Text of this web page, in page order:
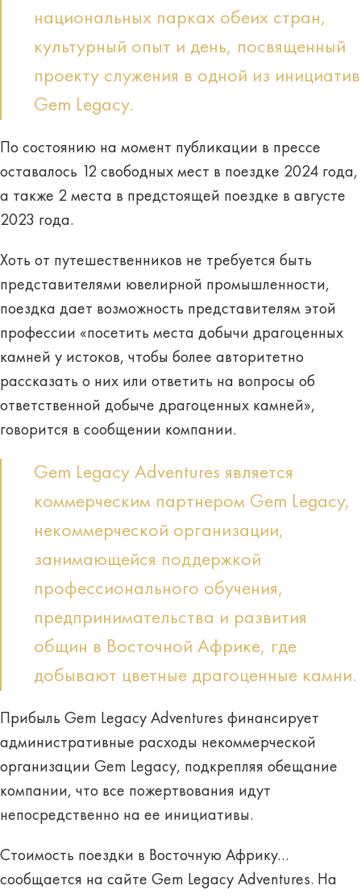
национальных парках обеих стран,
культурный опыт и день, посвященный
проекту служения в одной из инициатив
Gem Legacy.
По состоянию на момент публикации в прессе
оставалось 12 свободных мест в поездке 2024 года,
а также 2 места в предстоящей поездке в августе
2023 года.
Хоть от путешественников не требуется быть
представителями ювелирной промышленности,
поездка дает возможность представителям этой
профессии «посетить места добычи драгоценных
камней у истоков, чтобы более авторитетно
рассказать о них или ответить на вопросы об
ответственной добыче драгоценных камней»,
говорится в сообщении компании.
Gem Legacy Adventures является
коммерческим партнером Gem Legacy,
некоммерческой организации,
занимающейся поддержкой
профессионального обучения,
предпринимательства и развития
общин в Восточной Африке, где
добывают цветные драгоценные камни.
Прибыль Gem Legacy Adventures финансирует
административные расходы некоммерческой
организации Gem Legacy, подкрепляя обещание
компании, что все пожертвования идут
непосредственно на ее инициативы.
Стоимость поездки в Восточную Африку…
сообщается на сайте Gem Legacy Adventures. На